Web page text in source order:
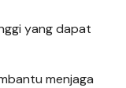
yang dapat
menjaga